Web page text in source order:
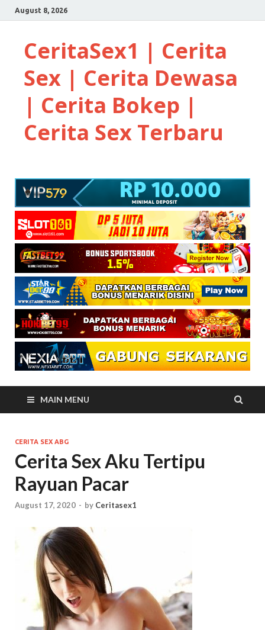
August 8, 2026
CeritaSex1 | Cerita
Sex | Cerita Dewasa
| Cerita Bokep |
Cerita Sex Terbaru
MAIN MENU
CERITA SEX ABG
Cerita Sex Aku Tertipu
Rayuan Pacar
August 17, 2020 - by Ceritasex1